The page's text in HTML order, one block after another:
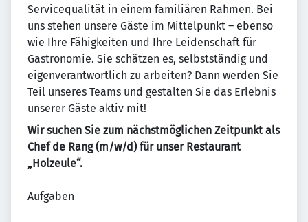
Servicequalität in einem familiären Rahmen. Bei
uns stehen unsere Gäste im Mittelpunkt – ebenso
wie Ihre Fähigkeiten und Ihre Leidenschaft für
Gastronomie. Sie schätzen es, selbstständig und
eigenverantwortlich zu arbeiten? Dann werden Sie
Teil unseres Teams und gestalten Sie das Erlebnis
unserer Gäste aktiv mit!
Wir suchen Sie zum nächstmöglichen Zeitpunkt als
Chef de Rang (m/w/d) für unser Restaurant
„Holzeule“.
Aufgaben